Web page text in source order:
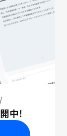
中！